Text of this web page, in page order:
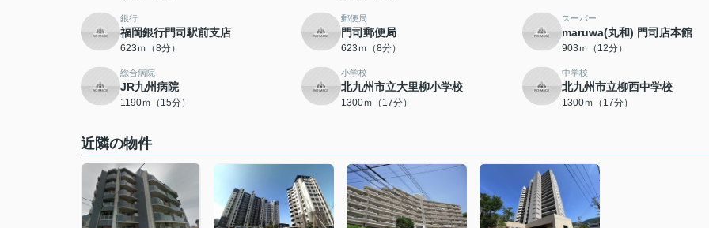
銀行
福岡銀行門司駅前支店
623ｍ（8分）
郵便局
門司郵便局
623ｍ（8分）
スーパー
maruwa(丸和) 門司店本館
903ｍ（12分）
総合病院
JR九州病院
1190ｍ（15分）
小学校
北九州市立大里柳小学校
1300ｍ（17分）
中学校
北九州市立柳西中学校
1300ｍ（17分）
近隣の物件